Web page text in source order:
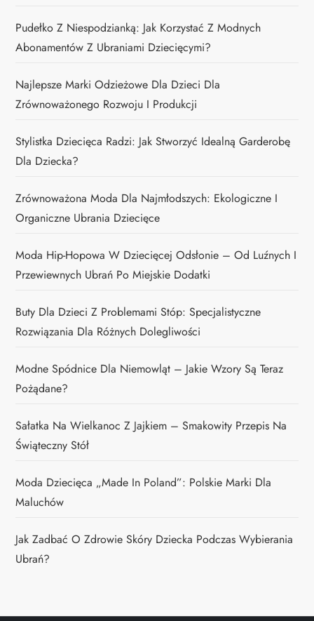
Pudełko Z Niespodzianką: Jak Korzystać Z Modnych
Abonamentów Z Ubraniami Dziecięcymi?
Najlepsze Marki Odzieżowe Dla Dzieci Dla
Zrównoważonego Rozwoju I Produkcji
Stylistka Dziecięca Radzi: Jak Stworzyć Idealną Garderobę
Dla Dziecka?
Zrównoważona Moda Dla Najmłodszych: Ekologiczne I
Organiczne Ubrania Dziecięce
Moda Hip-Hopowa W Dziecięcej Odsłonie – Od Luźnych I
Przewiewnych Ubrań Po Miejskie Dodatki
Buty Dla Dzieci Z Problemami Stóp: Specjalistyczne
Rozwiązania Dla Różnych Dolegliwości
Modne Spódnice Dla Niemowląt – Jakie Wzory Są Teraz
Pożądane?
Sałatka Na Wielkanoc Z Jajkiem – Smakowity Przepis Na
Świąteczny Stół
Moda Dziecięca „Made In Poland”: Polskie Marki Dla
Maluchów
Jak Zadbać O Zdrowie Skóry Dziecka Podczas Wybierania
Ubrań?